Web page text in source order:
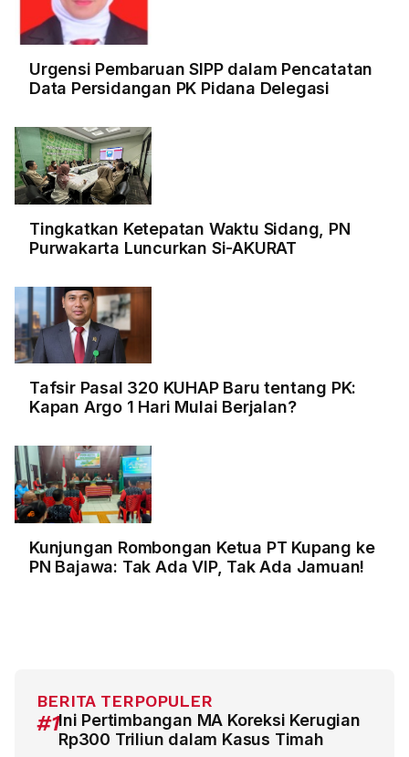
Urgensi Pembaruan SIPP dalam Pencatatan
Data Persidangan PK Pidana Delegasi
Tingkatkan Ketepatan Waktu Sidang, PN
Purwakarta Luncurkan Si-AKURAT
Tafsir Pasal 320 KUHAP Baru tentang PK:
Kapan Argo 1 Hari Mulai Berjalan?
Kunjungan Rombongan Ketua PT Kupang ke
PN Bajawa: Tak Ada VIP, Tak Ada Jamuan!
BERITA TERPOPULER
#1Ini Pertimbangan MA Koreksi Kerugian
Rp300 Triliun dalam Kasus Timah